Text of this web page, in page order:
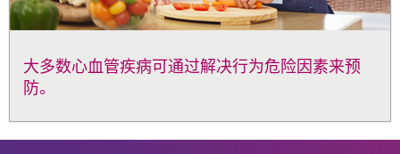
大多数心血管疾病可通过解决行为危险因素来预
防。